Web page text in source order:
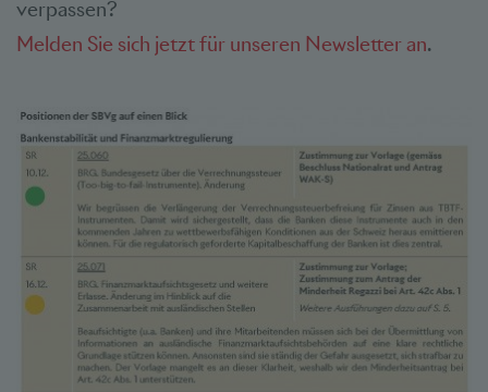
verpassen?
Melden Sie sich jetzt für unseren Newsletter an.